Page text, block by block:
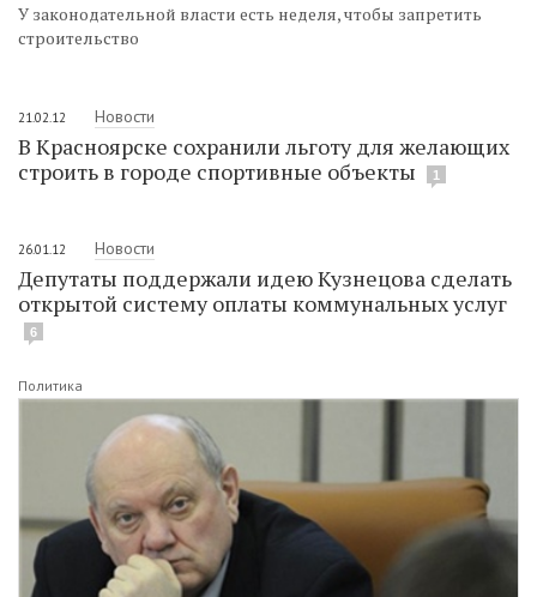
У законодательной власти есть неделя, чтобы запретить
строительство
21.02.12 Новости
В Красноярске сохранили льготу для желающих
строить в городе спортивные объекты
1
26.01.12 Новости
Депутаты поддержали идею Кузнецова сделать
открытой систему оплаты коммунальных услуг
6
Политика